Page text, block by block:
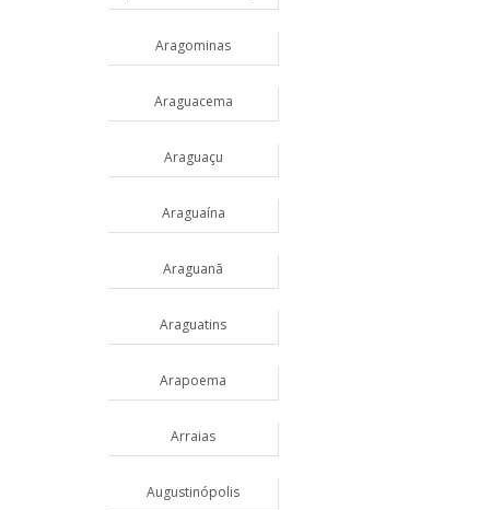
Aragominas
Araguacema
Araguaçu
Araguaína
Araguanã
Araguatins
Arapoema
Arraias
Augustinópolis